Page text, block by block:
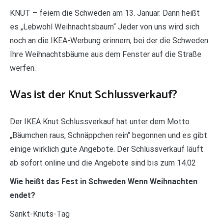
KNUT – feiern die Schweden am 13. Januar. Dann heißt
es „Lebwohl Weihnachtsbaum“ Jeder von uns wird sich
noch an die IKEA-Werbung erinnern, bei der die Schweden
Ihre Weihnachtsbäume aus dem Fenster auf die Straße
werfen.
Was ist der Knut Schlussverkauf?
Der IKEA Knut Schlussverkauf hat unter dem Motto
„Bäumchen raus, Schnäppchen rein“ begonnen und es gibt
einige wirklich gute Angebote. Der Schlussverkauf läuft
ab sofort online und die Angebote sind bis zum 14.02
Wie heißt das Fest in Schweden Wenn Weihnachten
endet?
Sankt-Knuts-Tag